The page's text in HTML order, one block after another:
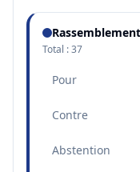
Total :37
Pour
Contre
Abstention